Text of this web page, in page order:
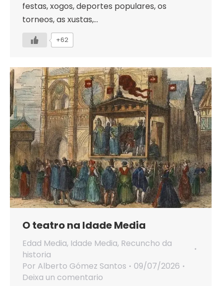
festas, xogos, deportes populares, os
torneos, as xustas,…
+62
O teatro na Idade Media
Edad Media, Idade Media, Recuncho da
historia
Por Alberto Gómez Santos
09/07/2026
Deixa un comentario